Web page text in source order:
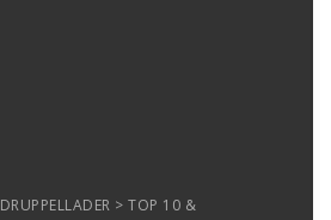
DRUPPELLADER > TOP 10 &